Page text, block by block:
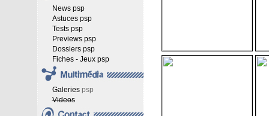
News psp
Astuces psp
Tests psp
Previews psp
Dossiers psp
Fiches - Jeux psp
Galeriespsp
Videos